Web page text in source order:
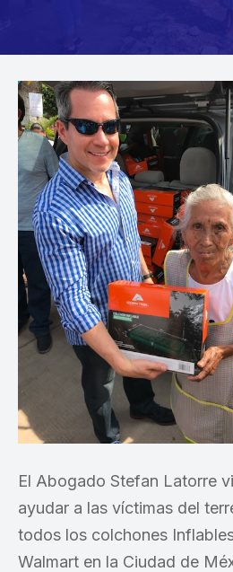
El Abogado Stefan Latorre
ayudar a las víctimas del
todos los colchones
Walmart en la Ciudad de